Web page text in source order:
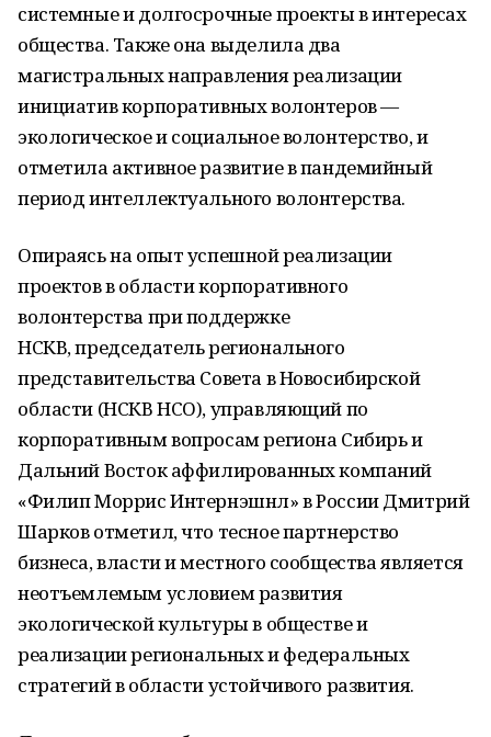
системные и долгосрочные проекты в интересах
общества. Также она выделила два
магистральных направления реализации
инициатив корпоративных волонтеров —
экологическое и социальное волонтерство, и
отметила активное развитие в пандемийный
период интеллектуального волонтерства.
Опираясь на опыт успешной реализации
проектов в области корпоративного
волонтерства при поддержке
НСКВ, председатель регионального
представительства Совета в Новосибирской
области (НСКВ НСО), управляющий по
корпоративным вопросам региона Сибирь и
Дальний Восток аффилированных компаний
«Филип Моррис Интернэшнл» в России Дмитрий
Шарков отметил, что тесное партнерство
бизнеса, власти и местного сообщества является
неотъемлемым условием развития
экологической культуры в обществе и
реализации региональных и федеральных
стратегий в области устойчивого развития.